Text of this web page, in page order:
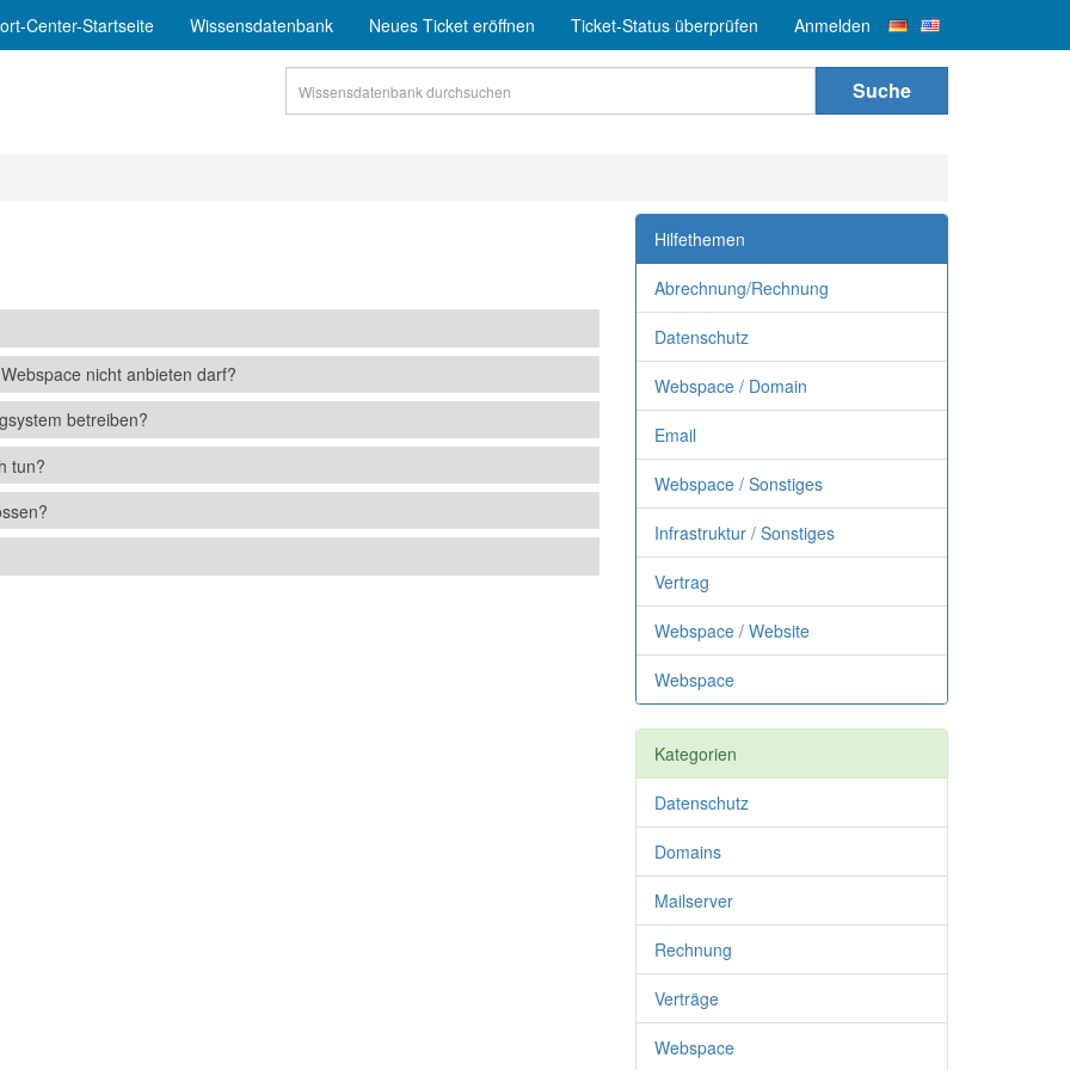
Center-Startseite Wissensdatenbank Neues Ticket eröffnen Ticket-Status überprüfen Anmelden
Suche
nicht anbieten darf?
betreiben?
tun?
Hilfethemen
Abrechnung/Rechnung
Datenschutz
Webspace / Domain
Email
Webspace / Sonstiges
Infrastruktur / Sonstiges
Vertrag
Webspace / Website
Webspace
Kategorien
Datenschutz
Domains
Mailserver
Rechnung
Verträge
Webspace